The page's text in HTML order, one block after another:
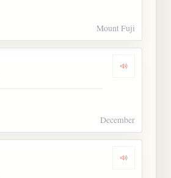
Mount Fuji
Dengarkan
December
Dengarkan